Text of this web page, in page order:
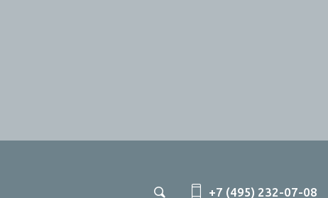
+7 (495) 232-07-08